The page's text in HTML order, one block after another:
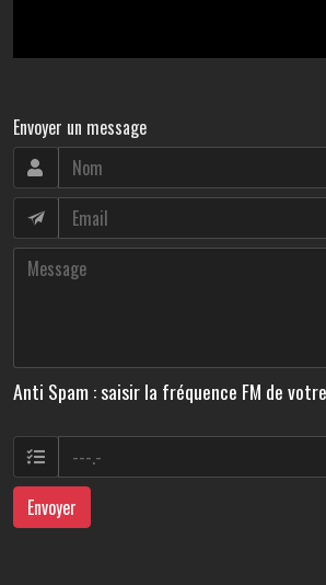
Envoyer un message
Anti Spam : saisir la fréquence FM de
Envoyer